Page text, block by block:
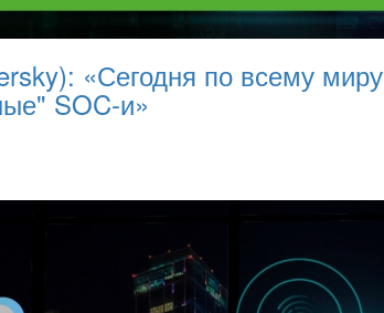
«Сегодня по всему миру
SOC-и»